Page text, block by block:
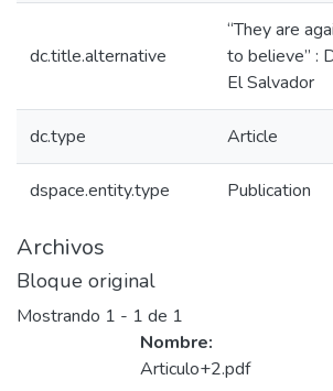
dc.title.alternative
“They are
to believe” :
El Salvador
dc.type Article
dspace.entity.type Publication
Archivos
Bloque original
Mostrando 1 - 1 de 1
Nombre:
Articulo+2.pdf